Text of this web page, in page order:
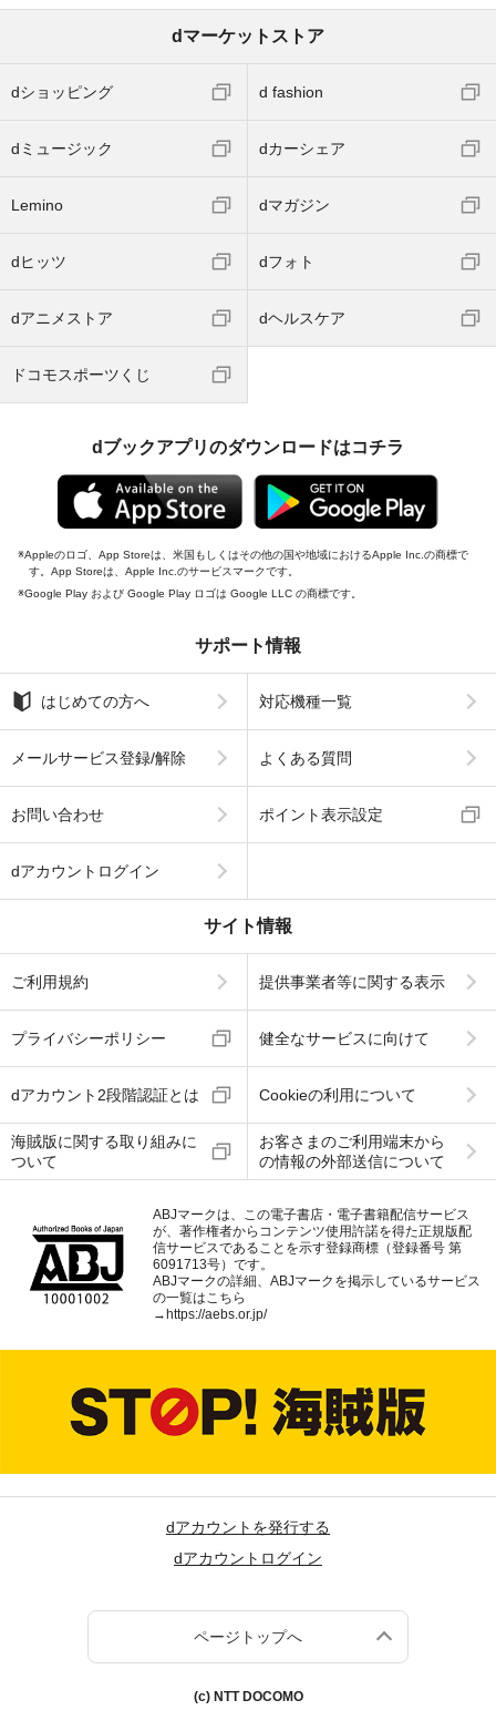
dマーケットストア
dショッピング d fashion
dミュージック dカーシェア
Lemino dマガジン
dヒッツ dフォト
dアニメストア dヘルスケア
ドコモスポーツくじ
dブックアプリのダウンロードはコチラ
Appleのロゴ、App Storeは、米国もしくはその他の国や地域におけるApple Inc.の商標で
す。App Storeは、Apple Inc.のサービスマークです。
Google Play および Google Play ロゴは Google LLC の商標です。
サポート情報
はじめての方へ 対応機種一覧
メールサービス登録/解除 よくある質問
お問い合わせ ポイント表示設定
dアカウントログイン
サイト情報
ご利用規約 提供事業者等に関する表示
プライバシーポリシー 健全なサービスに向けて
dアカウント2段階認証とは Cookieの利用について
海賊版に関する取り組みに
ついて
お客さまのご利用端末から
の情報の外部送信について
ABJマークは、この電子書店・電子書籍配信サービス
が、著作権者からコンテンツ使用許諾を得た正規版配
信サービスであることを示す登録商標（登録番号 第
6091713号）です。
ABJマークの詳細、ABJマークを掲示しているサービス
の一覧はこちら
→https://aebs.or.jp/
dアカウントを発行する
dアカウントログイン
ページトップへ
(c) NTT DOCOMO